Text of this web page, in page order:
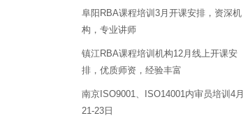
阜阳RBA课程培训3月开课安排，资深机
构，专业讲师
镇江RBA课程培训机构12月线上开课安
排，优质师资，经验丰富
南京ISO9001、ISO14001内审员培训4月
21-23日